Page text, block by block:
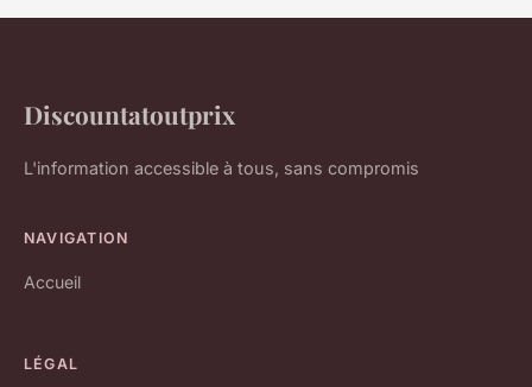
Discountatoutprix
L'information accessible à tous, sans compromis
NAVIGATION
Accueil
LÉGAL